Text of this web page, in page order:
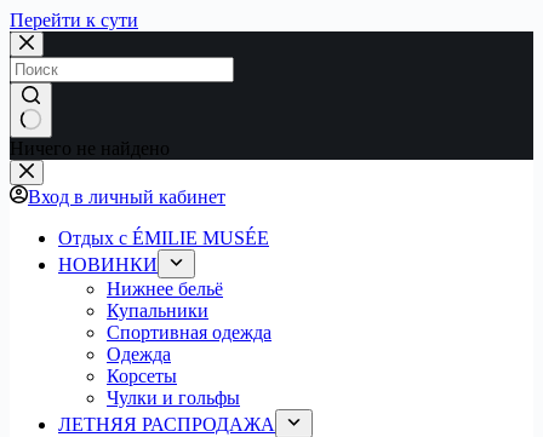
Перейти к сути
Ничего не найдено
Вход в личный кабинет
Отдых с ÉMILIE MUSÉE
НОВИНКИ
Нижнее бельё
Купальники
Спортивная одежда
Одежда
Корсеты
Чулки и гольфы
ЛЕТНЯЯ РАСПРОДАЖА